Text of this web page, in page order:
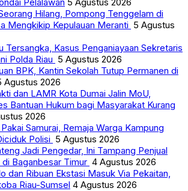
Hilang, Pompong Tenggelam di
Mengkikip Kepulauan Meranti 5 Agustus
Tersangka, Kasus Penganiayaan Sekretaris
Polda Riau 5 Agustus 2026
BPK, Kantin Sekolah Tutup Permanen di
Agustus 2026
dan LAMR Kota Dumai Jalin MoU,
Bantuan Hukum bagi Masyarakat Kurang
2026
Samurai, Remaja Warga Kampung
Polisi 5 Agustus 2026
Jadi Pengedar, Ini Tampang Penjual
di Baganbesar Timur 4 Agustus 2026
dan Ribuan Ekstasi Masuk Via Pekaitan,
Riau-Sumsel 4 Agustus 2026